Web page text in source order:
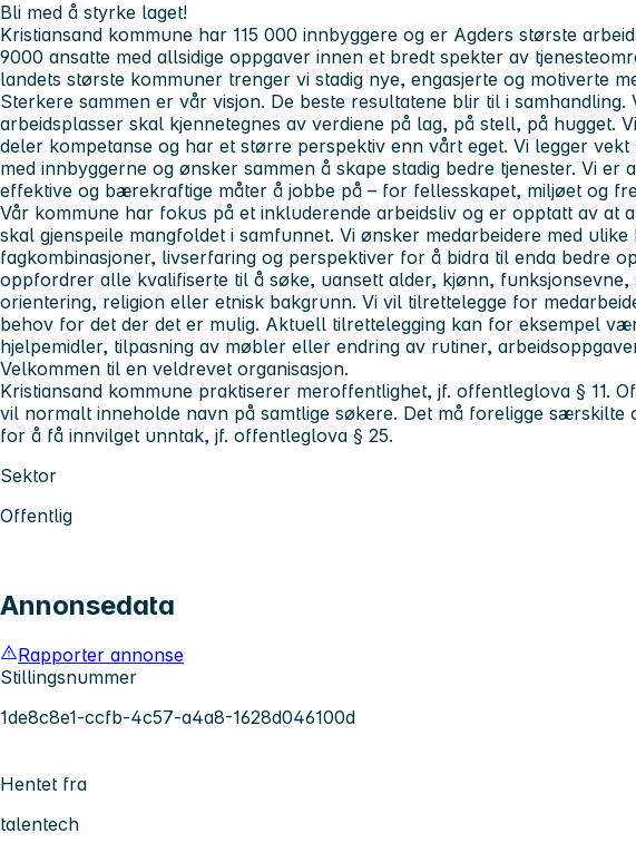
Bli med å styrke laget!
Kristiansand kommune har 115 000 innbyggere og er Agders største
9000 ansatte med allsidige oppgaver innen et bredt spekter av
landets største kommuner trenger vi stadig nye, engasjerte og motiverte
Sterkere sammen er vår visjon. De beste resultatene blir til i samhandling.
arbeidsplasser skal kjennetegnes av verdiene på lag, på stell, på hugget.
deler kompetanse og har et større perspektiv enn vårt eget. Vi legger vekt
med innbyggerne og ønsker sammen å skape stadig bedre tjenester. Vi er
effektive og bærekraftige måter å jobbe på – for fellesskapet, miljøet og
Vår kommune har fokus på et inkluderende arbeidsliv og er opptatt av at
skal gjenspeile mangfoldet i samfunnet. Vi ønsker medarbeidere med ulike
fagkombinasjoner, livserfaring og perspektiver for å bidra til enda bedre
oppfordrer alle kvalifiserte til å søke, uansett alder, kjønn, funksjonsevne,
orientering, religion eller etnisk bakgrunn. Vi vil tilrettelegge for
behov for det der det er mulig. Aktuell tilrettelegging kan for eksempel
hjelpemidler, tilpasning av møbler eller endring av rutiner,
Velkommen til en veldrevet organisasjon.
Kristiansand kommune praktiserer meroffentlighet, jf. offentleglova § 11.
vil normalt inneholde navn på samtlige søkere. Det må foreligge særskilte
for å få innvilget unntak, jf. offentleglova § 25.
Sektor
Offentlig
Annonsedata
Rapporter annonse
Stillingsnummer
1de8c8e1-ccfb-4c57-a4a8-1628d046100d
Hentet fra
talentech